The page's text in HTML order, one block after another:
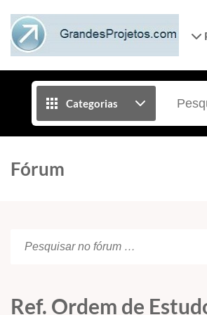
Categorias
Fórum
Ref. Ordem de